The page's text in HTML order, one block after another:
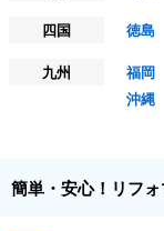
四国
徳島
九州
福岡
沖縄
簡単・安心！リフ